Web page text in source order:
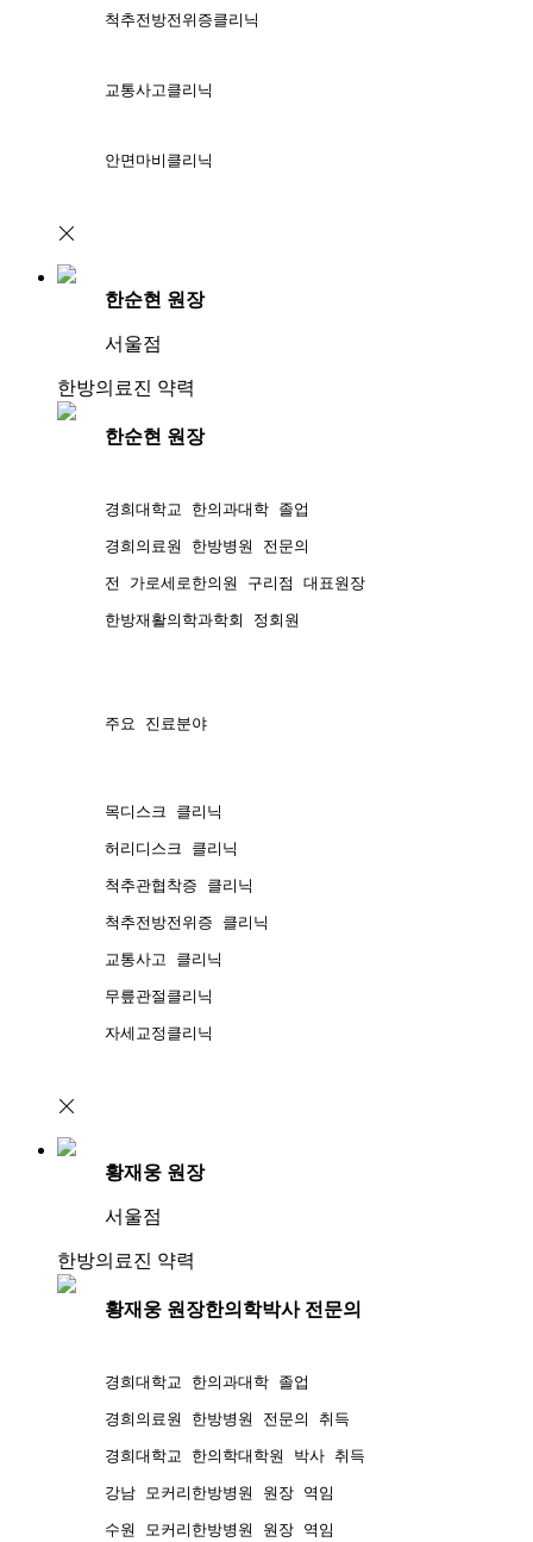
척추전방전위증클리닉
교통사고클리닉
안면마비클리닉
한순현 원장
서울점
한방의료진 약력
한순현 원장
경희대학교 한의과대학 졸업
경희의료원 한방병원 전문의
전 가로세로한의원 구리점 대표원장
한방재활의학과학회 정회원
주요 진료분야
목디스크 클리닉
허리디스크 클리닉
척추관협착증 클리닉
척추전방전위증 클리닉
교통사고 클리닉
무릎관절클리닉
자세교정클리닉
황재웅 원장
서울점
한방의료진 약력
황재웅 원장한의학박사 전문의
경희대학교 한의과대학 졸업
경희의료원 한방병원 전문의 취득
경희대학교 한의학대학원 박사 취득
강남 모커리한방병원 원장 역임
수원 모커리한방병원 원장 역임